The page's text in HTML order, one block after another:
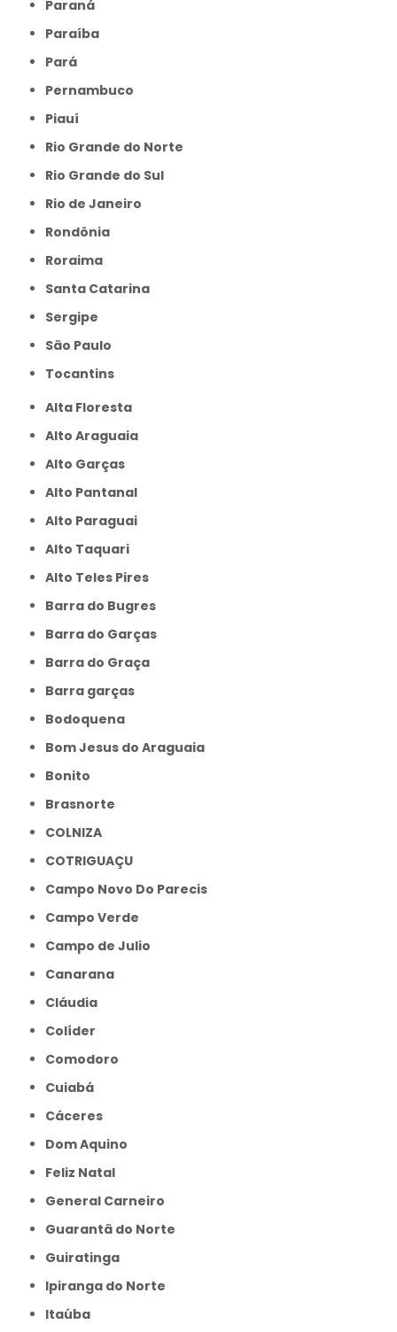
Paraná
Paraíba
Pará
Pernambuco
Piauí
Rio Grande do Norte
Rio Grande do Sul
Rio de Janeiro
Rondônia
Roraima
Santa Catarina
Sergipe
São Paulo
Tocantins
Alta Floresta
Alto Araguaia
Alto Garças
Alto Pantanal
Alto Paraguai
Alto Taquari
Alto Teles Pires
Barra do Bugres
Barra do Garças
Barra do Graça
Barra garças
Bodoquena
Bom Jesus do Araguaia
Bonito
Brasnorte
COLNIZA
COTRIGUAÇU
Campo Novo Do Parecis
Campo Verde
Campo de Julio
Canarana
Cláudia
Colíder
Comodoro
Cuiabá
Cáceres
Dom Aquino
Feliz Natal
General Carneiro
Guarantã do Norte
Guiratinga
Ipiranga do Norte
Itaúba